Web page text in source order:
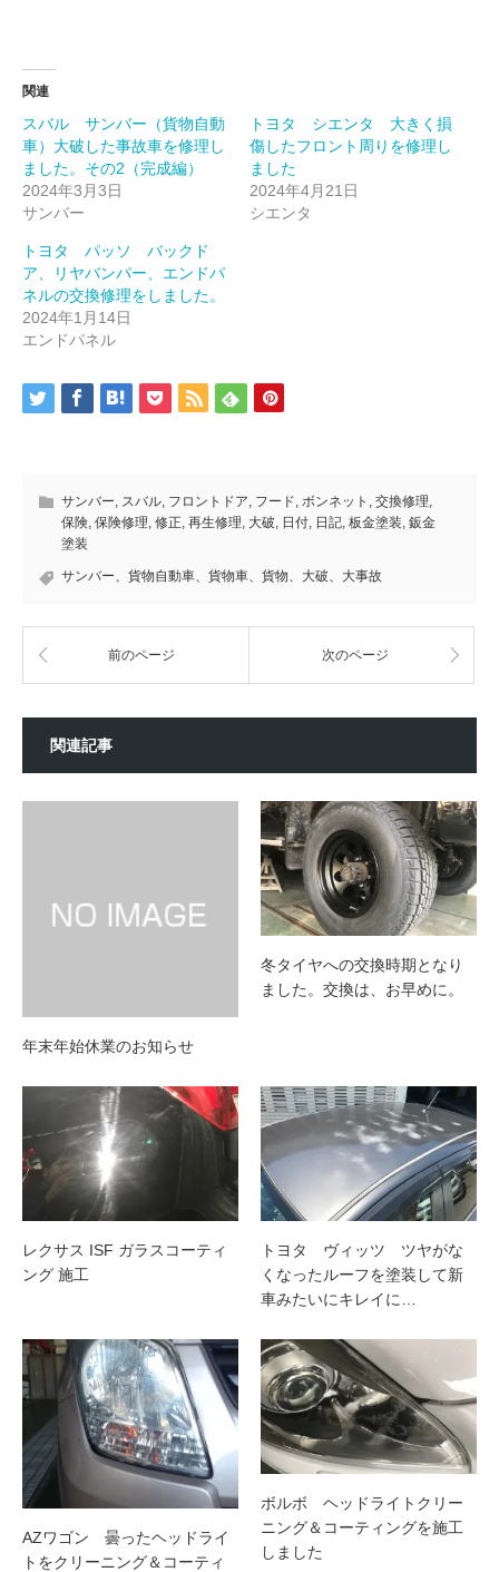
関連
スバル サンバー（貨物自動
車）大破した事故車を修理し
ました。その2（完成編）
2024年3月3日
サンバー
トヨタ シエンタ 大きく損
傷したフロント周りを修理し
ました
2024年4月21日
シエンタ
トヨタ パッソ バックド
ア、リヤバンパー、エンドパ
ネルの交換修理をしました。
2024年1月14日
エンドパネル
サンバー, スバル, フロントドア, フード, ボンネット , 交換修理,
保険, 保険修理, 修正, 再生修理, 大破, 日付, 日記, 板金塗装, 鈑金
塗装
サンバー、貨物自動車、貨物車、貨物、大破、大事故
前のページ 次のページ
関連記事
年末年始休業のお知らせ
冬タイヤへの交換時期となり
ました。交換は、お早めに。
レクサス ISF ガラスコーティ
ング 施工
トヨタ ヴィッツ ツヤがな
くなったルーフを塗装して新
車みたいにキレイに…
AZワゴン 曇ったヘッドライ
トをクリーニング＆コーティ
ボルボ ヘッドライトクリー
ニング＆コーティングを施工
しました